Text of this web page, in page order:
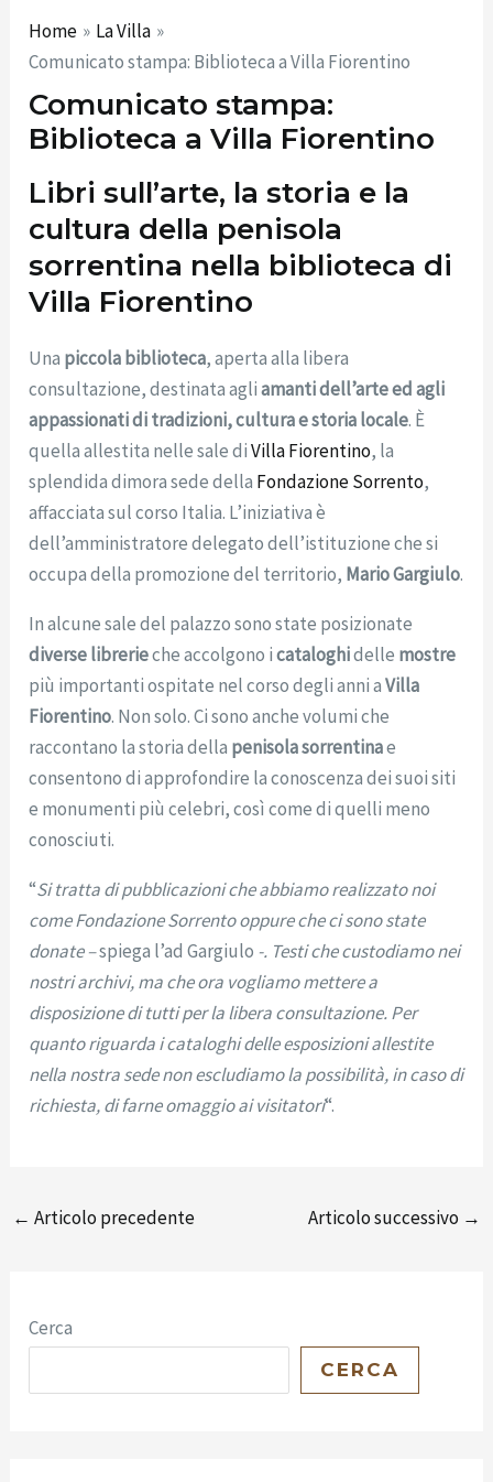
Home
La Villa
Comunicato stampa: Biblioteca a Villa Fiorentino
Comunicato stampa:
Biblioteca a Villa Fiorentino
Libri sull’arte, la storia e la
cultura della penisola
sorrentina nella biblioteca di
Villa Fiorentino
Una piccola biblioteca, aperta alla libera
consultazione, destinata agliamanti dell’arte ed agli
appassionati di tradizioni, cultura e storia locale. È
quella allestita nelle sale diVilla Fiorentino, la
splendida dimora sede della Fondazione Sorrento,
affacciata sul corso Italia. L’iniziativa è
dell’amministratore delegato dell’istituzione che si
occupa della promozione del territorio, Mario Gargiulo.
In alcune sale del palazzo sono state posizionate
diverse librerieche accolgono icataloghidelle mostre
più importanti ospitate nel corso degli anni aVilla
Fiorentino. Non solo. Ci sono anche volumi che
raccontano la storia della penisola sorrentinae
consentono di approfondire la conoscenza dei suoi siti
e monumenti più celebri, così come di quelli meno
conosciuti.
“Si tratta di pubblicazioni che abbiamo realizzato noi
come Fondazione Sorrento oppure che ci sono state
donate –spiega l’ad Gargiulo -. Testi che custodiamo nei
nostri archivi, ma che ora vogliamo mettere a
disposizione di tutti per la libera consultazione. Per
quanto riguarda i cataloghi delle esposizioni allestite
nella nostra sede non escludiamo la possibilità, in caso di
richiesta, di farne omaggio ai visitatori“.
← Articolo precedente Articolo successivo →
Cerca
CERCA